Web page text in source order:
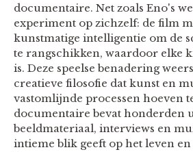
documentaire. Net zoals Eno's
experiment op zichzelf: de film
kunstmatige intelligentie om de
te rangschikken, waardoor elke
is. Deze speelse benadering
creatieve filosofie dat kunst en
vastomlijnde processen hoeven
documentaire bevat honderden
beeldmateriaal, interviews en
intieme blik geeft op het leven